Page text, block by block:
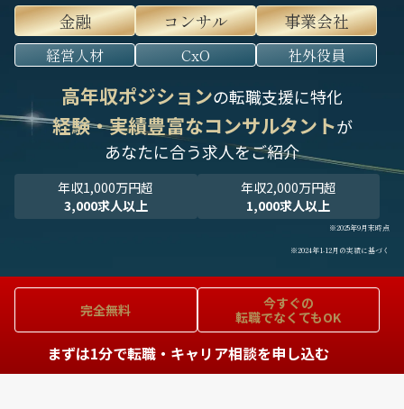
金融
コンサル 事業会社
経営人材 CxO 社外役員
高年収ポジションの転職支援に特化
経験・実績豊富なコンサルタントが
あなたに合う求人をご紹介
年収1,000万円超
3,000求人以上
年収2,000万円超
1,000求人以上
※2025年9月末時点
※2024年1-12月の実績に基づく
完全無料
今すぐの
転職でなくてもOK
まずは1分で転職・キャリア相談を申し込む